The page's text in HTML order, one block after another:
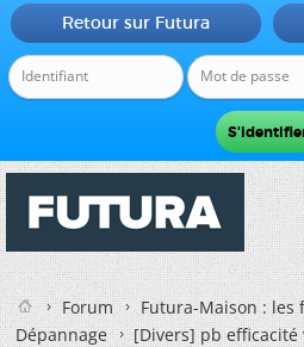
Retour sur Futura
Forum
Futura-Maison : les
Dépannage
[Divers]pb efficacité